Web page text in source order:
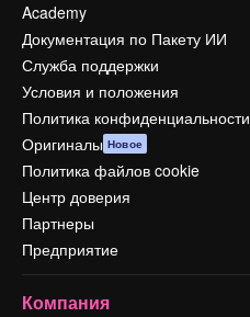
Academy
Документация по Пакету ИИ
Служба поддержки
Условия и положения
Политика конфиденциальности
Оригиналы Новое
Политика файлов cookie
Центр доверия
Партнеры
Предприятие
Компания